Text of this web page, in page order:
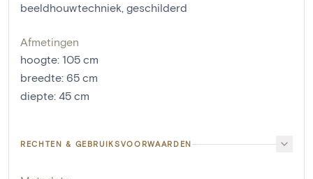
beeldhouwtechniek, geschilderd
Afmetingen
hoogte: 105 cm
breedte: 65 cm
diepte: 45 cm
RECHTEN & GEBRUIKSVOORWAARDEN